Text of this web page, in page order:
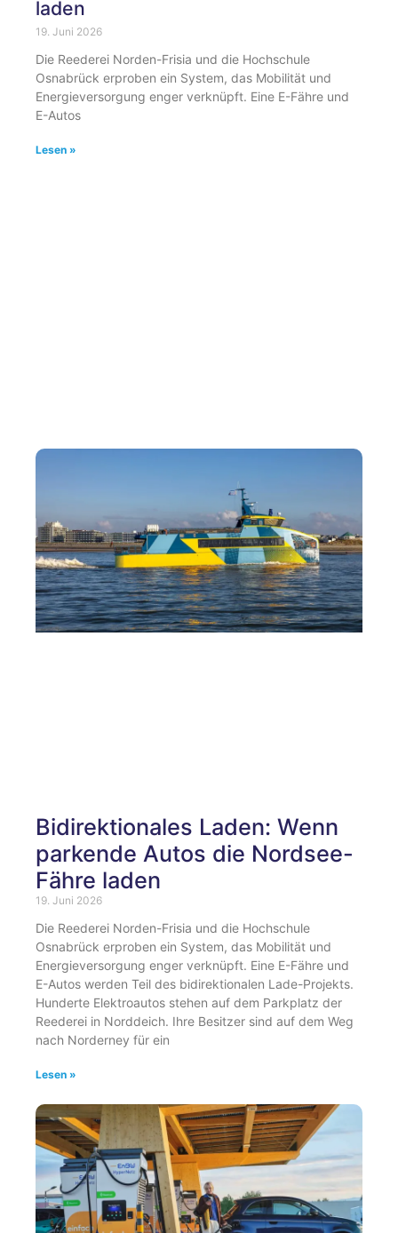
laden
19. Juni 2026
Die Reederei Norden-Frisia und die Hochschule
Osnabrück erproben ein System, das Mobilität und
Energieversorgung enger verknüpft. Eine E-Fähre und
E-Autos
Lesen »
Bidirektionales Laden: Wenn
parkende Autos die Nordsee-
Fähre laden
19. Juni 2026
Die Reederei Norden-Frisia und die Hochschule
Osnabrück erproben ein System, das Mobilität und
Energieversorgung enger verknüpft. Eine E-Fähre und
E-Autos werden Teil des bidirektionalen Lade-Projekts.
Hunderte Elektroautos stehen auf dem Parkplatz der
Reederei in Norddeich. Ihre Besitzer sind auf dem Weg
nach Norderney für ein
Lesen »